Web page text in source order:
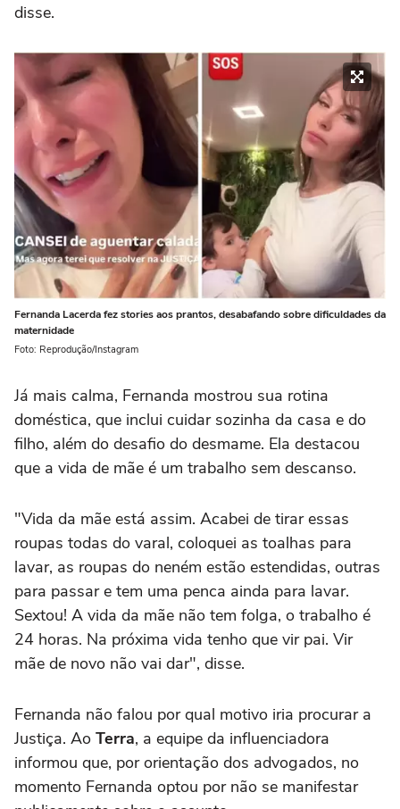
disse.
Fernanda Lacerda fez stories aos prantos, desabafando sobre dificuldades da
maternidade
Foto: Reprodução/Instagram
Já mais calma, Fernanda mostrou sua rotina
doméstica, que inclui cuidar sozinha da casa e do
filho, além do desafio do desmame. Ela destacou
que a vida de mãe é um trabalho sem descanso.
"Vida da mãe está assim. Acabei de tirar essas
roupas todas do varal, coloquei as toalhas para
lavar, as roupas do neném estão estendidas, outras
para passar e tem uma penca ainda para lavar.
Sextou! A vida da mãe não tem folga, o trabalho é
24 horas. Na próxima vida tenho que vir pai. Vir
mãe de novo não vai dar", disse.
Fernanda não falou por qual motivo iria procurar a
Justiça. Ao Terra, a equipe da influenciadora
informou que, por orientação dos advogados, no
momento Fernanda optou por não se manifestar